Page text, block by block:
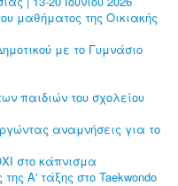
μαθήματος της Οικιακής
με το Γυμνάσιο
παιδιών του σχολείου
αναμνήσεις για το
στο κάπνισμα
Α' τάξης στο Taekwondo